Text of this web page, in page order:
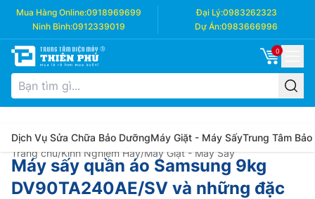
Mua Hàng Online:0918969699 Đại Lý:0983262323
Ninh Bình:0912339019 Dự Án:0983666996
0
Dịch Vụ Sửa Chữa Bảo DưỡngMáy Giặt - Máy SấyTrung Tâm Bảo
Trang chủ/Kinh Nghiệm Hay/Máy Giặt - Máy Sấy
Máy sấy quần áo Samsung 9kg
DV90TA240AE/SV và những đặc